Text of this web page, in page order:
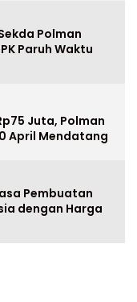
Polman
Paruh Waktu
Juta, Polman
April Mendatang
Pembuatan
dengan Harga